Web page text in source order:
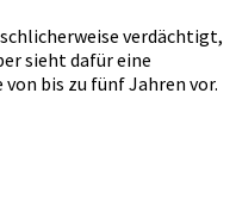
verdächtigt,
sieht dafür eine
bis zu fünf Jahren vor.